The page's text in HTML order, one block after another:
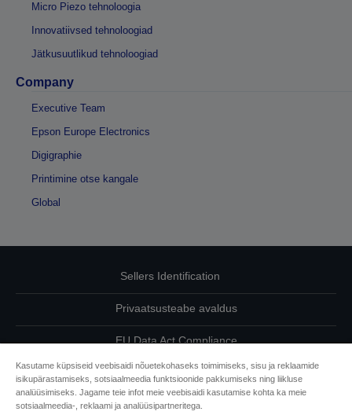
Micro Piezo tehnoloogia
Innovatiivsed tehnoloogiad
Jätkusuutlikud tehnoloogiad
Company
Executive Team
Epson Europe Electronics
Digigraphie
Printimine otse kangale
Global
Sellers Identification
Privaatsusteabe avaldus
EU Data Act Compliance
Võtke meiega oma andmete osas ühendust
Cookie Information
Kasutame küpsiseid veebisaidi nõuetekohaseks toimimiseks, sisu ja reklaamide
isikupärastamiseks, sotsiaalmeedia funktsioonide pakkumiseks ning liikluse
analüüsimiseks. Jagame teie infot meie veebisaidi kasutamise kohta ka meie
sotsiaalmeedia-, reklaami ja analüüsipartneritega.